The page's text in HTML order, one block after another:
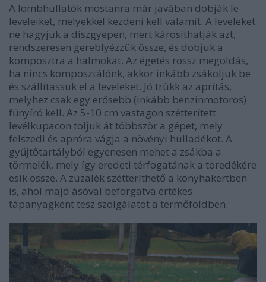
A lombhullatók mostanra már javában dobják le
leveleiket, melyekkel kezdeni kell valamit. A leveleket
ne hagyjuk a díszgyepen, mert károsíthatják azt,
rendszeresen gereblyézzük össze, és dobjuk a
komposztra a halmokat. Az égetés rossz megoldás,
ha nincs komposztálónk, akkor inkább zsákoljuk be
és szállítassuk el a leveleket. Jó trükk az aprítás,
melyhez csak egy erősebb (inkább benzinmotoros)
fűnyíró kell. Az 5-10 cm vastagon szétterített
levélkupacon toljuk át többször a gépet, mely
felszedi és apróra vágja a növényi hulladékot. A
gyűjtőtartályból egyenesen mehet a zsákba a
törmelék, mely így eredeti térfogatának a töredékére
esik össze. A zúzalék szétteríthető a konyhakertben
is, ahol majd ásóval beforgatva értékes
tápanyagként tesz szolgálatot a termőföldben.